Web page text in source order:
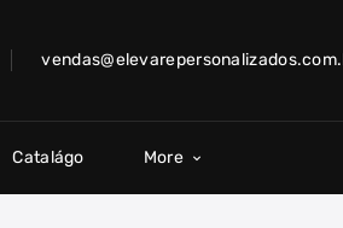
Catalágo More